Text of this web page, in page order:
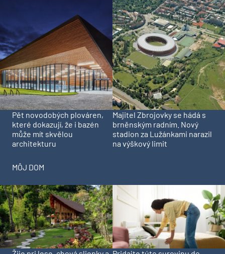
Pět novodobých plováren,
které dokazují, že i bazén
může mít skvělou
architekturu
Majitel Zbrojovky se hádá s
brněnským radním. Nový
stadion za Lužánkami narazil
na výškový limit
MÔJ DOM